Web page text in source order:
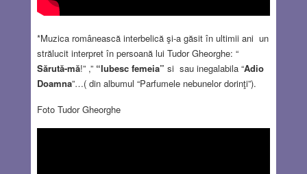
*Muzica românească interbelică şi-a găsit în ultimii ani un
strălucit interpret în persoană lui Tudor Gheorghe: “
Sărută-mă!” ,” “Iubesc femeia” si sau inegalabila “Adio
Doamna”…( din albumul “Parfumele nebunelor dorinţi”).
Foto Tudor Gheorghe